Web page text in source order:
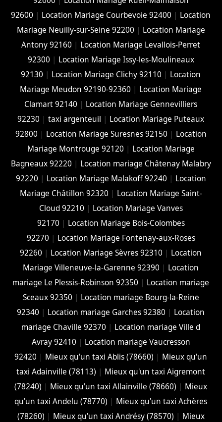
92600 | Location Mariage Courbevoie 92400 | Location
Mariage Neuilly-sur-Seine 92200 | Location Mariage
Antony 92160 | Location Mariage Levallois-Perret
92300 | Location Mariage Issy-les-Moulineaux
92130 | Location Mariage Clichy 92110 | Location
Mariage Meudon 92190-92360 | Location Mariage
Clamart 92140 | Location Mariage Gennevilliers
92230 |taxi argenteuil | Location Mariage Puteaux
92800 | Location Mariage Suresnes 92150 | Location
Mariage Montrouge 92120 | Location Mariage
Bagneaux 92220 | Location mariage Châtenay Malabry
92220 | Location Mariage Malakoff 92240 | Location
Mariage Châtillon 92320 | Location Mariage Saint-
Cloud 92210 | Location Mariage Vanves
92170 | Location Mariage Bois-Colombes
92270 | Location Mariage Fontenay-aux-Roses
92260 | Location Mariage Sèvres 92310 | Location
Mariage Villeneuve-la-Garenne 92390 | Location
mariage Le Plessis-Robinson 92350 | Location mariage
Sceaux 92350 | Location mariage Bourg-la-Reine
92340 | Location mariage Garches 92380 | Location
mariage Chaville 92370 | Location mariage Ville d
Avray 92410 | Location mariage Vaucresson
92420 | Mieux qu'un taxi Ablis (78660) | Mieux qu'un
taxi Adainville (78113) | Mieux qu'un taxi Aigremont
(78240) | Mieux qu'un taxi Allainville (78660) | Mieux
qu'un taxi Andelu (78770) | Mieux qu'un taxi Achères
(78260) | Mieux qu'un taxi Andrésy (78570) | Mieux